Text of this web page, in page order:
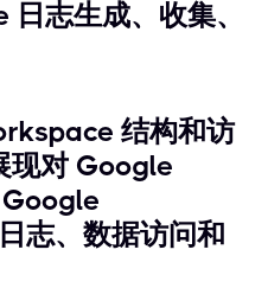
志生成、收集、
结构和访
现对 Google
志、数据访问和